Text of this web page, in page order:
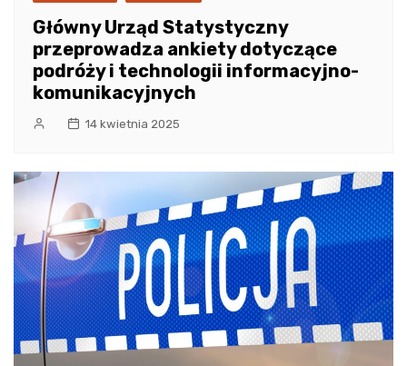
Główny Urząd Statystyczny
przeprowadza ankiety dotyczące
podróży i technologii informacyjno-
komunikacyjnych
14 kwietnia 2025